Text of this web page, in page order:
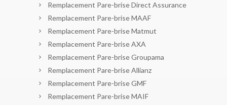
Remplacement Pare-brise Direct Assurance
Remplacement Pare-brise MAAF
Remplacement Pare-brise Matmut
Remplacement Pare-brise AXA
Remplacement Pare-brise Groupama
Remplacement Pare-brise Allianz
Remplacement Pare-brise GMF
Remplacement Pare-brise MAIF